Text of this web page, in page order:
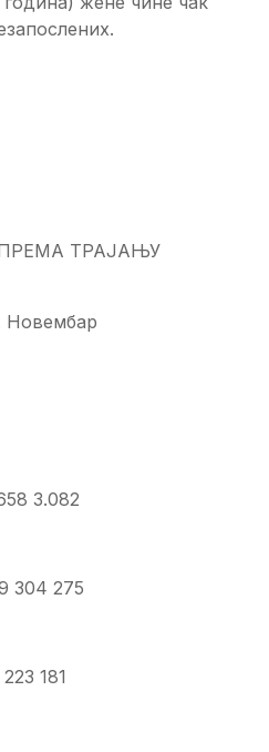
ТРАЈАЊУ
Новембар
3.082
304 275
181